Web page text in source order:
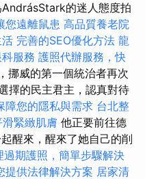
的迷人態度拍
您遠離鼠患 高品質養老院
完善的SEO優化方法 龍
服務 護照代辦服務，快
挪威的第一個統治者再次
擇的民主君主，認真對待
障您的隱私與需求 台北整
緊緻肌膚 他正要前往德
醒來，醒來了她自己的削
過期護照，簡單步驟解決
提供法律解決方案 居家清